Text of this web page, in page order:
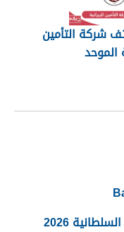
شركة التأمين
الموحد
2026